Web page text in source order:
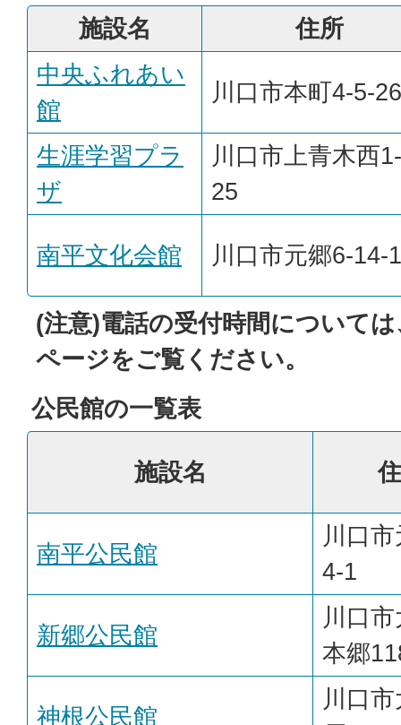
施設名
住所
中央ふれあい
館
川口市本町4-5-26
生涯学習プラ
ザ
川口市上青木西
25
南平文化会館 川口市元郷6-14-1
(注意)電話の受付時間について
ページをご覧ください。
公民館の一覧表
施設名
南平公民館
川口
4-1
新郷公民館
川口
本郷
神根公民館
川口